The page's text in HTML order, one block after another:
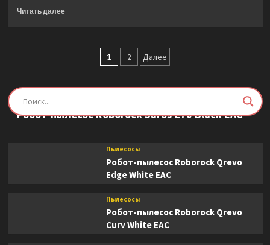
Читать далееПрочитать
увлажнитель
РН04
Пагинация
1 2 Далее
Пылесосы
Робот-пылесос Roborock Saros Z70 Black EAC
Пылесосы
Робот-пылесос Roborock Qrevo
Edge White EAC
Пылесосы
Робот-пылесос Roborock Qrevo
Curv White EAC